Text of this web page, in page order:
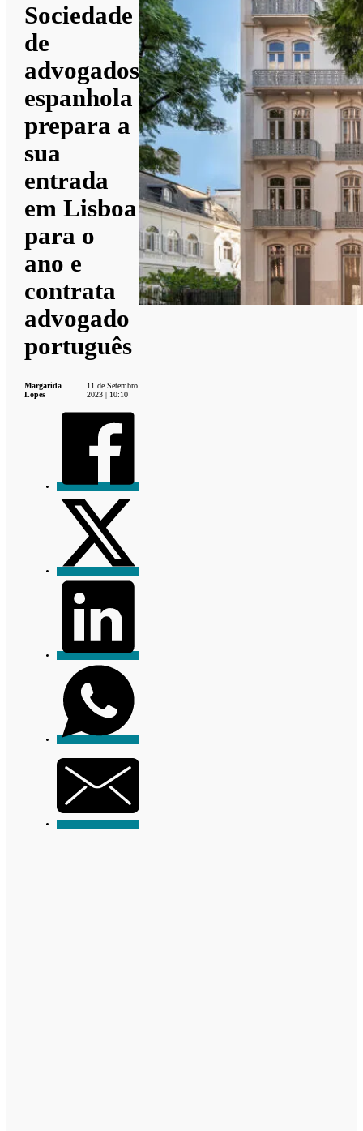
Sociedade
de
advogados
espanhola
prepara a
sua
entrada
em Lisboa
para o
ano e
contrata
advogado
português
Margarida
Lopes
11 de Setembro
2023 | 10:10